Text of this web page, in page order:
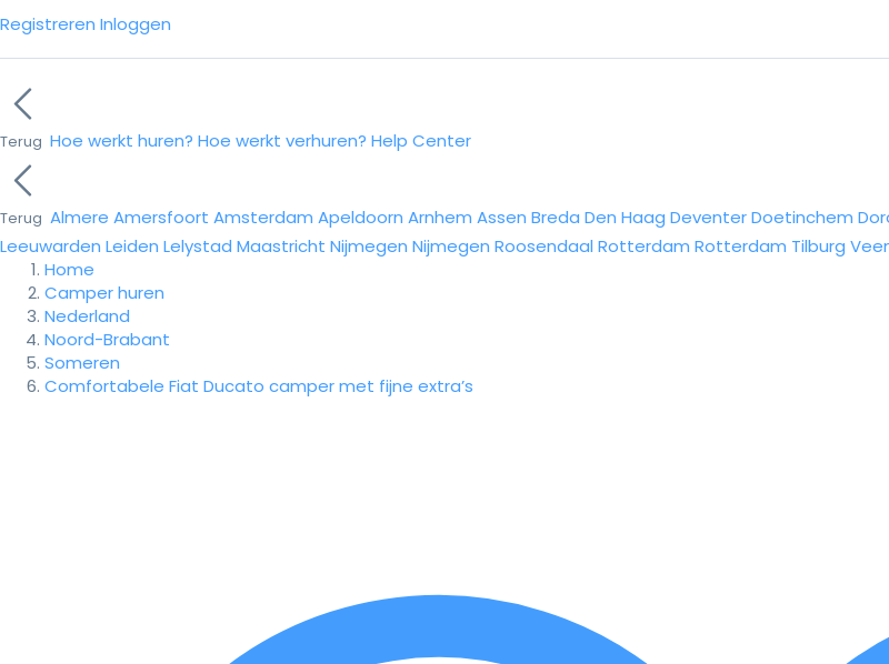
Registreren Inloggen
Terug Hoe werkt huren? Hoe werkt verhuren? Help Center
Terug Almere Amersfoort Amsterdam Apeldoorn Arnhem Assen Breda Den Haag DeventerDoetinchem
Leeuwarden Leiden Lelystad Maastricht Nijmegen Nijmegen Roosendaal Rotterdam Rotterdam Tilburg
Home
Camper huren
Nederland
Noord-Brabant
Someren
Comfortabele Fiat Ducato camper met fijne extra’s